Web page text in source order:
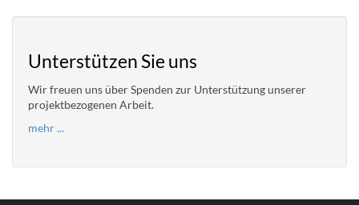
Unterstützen Sie uns
Wir freuen uns über Spenden zur Unterstützung unserer
projektbezogenen Arbeit.
mehr ...